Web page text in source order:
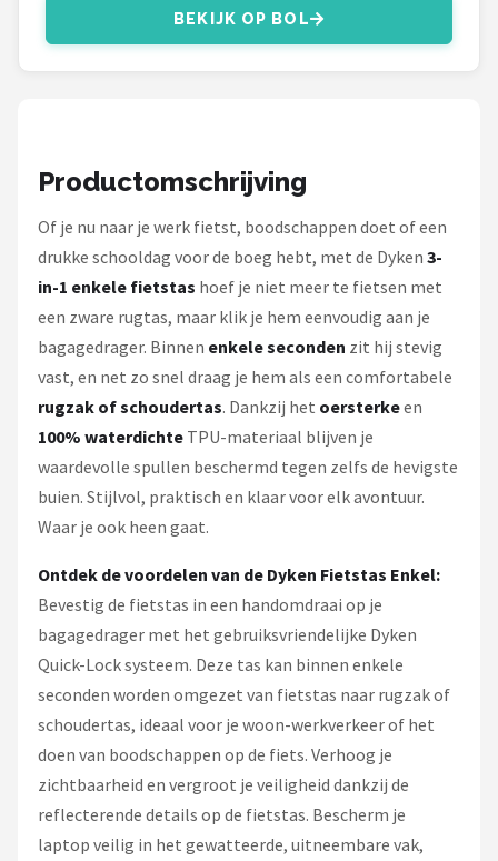
Shimano
BEKIJK OP BOL
Productomschrijving
Of je nu naar je werk fietst, boodschappen doet of een
drukke schooldag voor de boeg hebt, met de Dyken 3-
in-1 enkele fietstas hoef je niet meer te fietsen met
een zware rugtas, maar klik je hem eenvoudig aan je
bagagedrager. Binnen enkele seconden zit hij stevig
vast, en net zo snel draag je hem als een comfortabele
rugzak of schoudertas. Dankzij het oersterkeen
100% waterdichte TPU-materiaal blijven je
waardevolle spullen beschermd tegen zelfs de hevigste
buien. Stijlvol, praktisch en klaar voor elk avontuur.
Waar je ook heen gaat.
Ontdek de voordelen van de Dyken Fietstas Enkel:
Bevestig de fietstas in een handomdraai op je
bagagedrager met het gebruiksvriendelijke Dyken
Quick-Lock systeem. Deze tas kan binnen enkele
seconden worden omgezet van fietstas naar rugzak of
schoudertas, ideaal voor je woon-werkverkeer of het
doen van boodschappen op de fiets. Verhoog je
zichtbaarheid en vergroot je veiligheid dankzij de
reflecterende details op de fietstas. Bescherm je
laptop veilig in het gewatteerde, uitneembare vak,